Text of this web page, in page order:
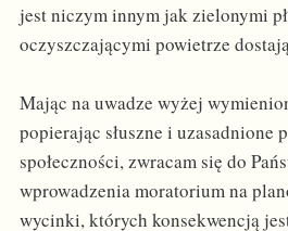
jest niczym innym jak zielonymi
oczyszczającymi powietrze
Mając na uwadze wyżej
popierając słuszne i uzasadnione
społeczności, zwracam się do
wprowadzenia moratorium na
wycinki, których konsekwencją